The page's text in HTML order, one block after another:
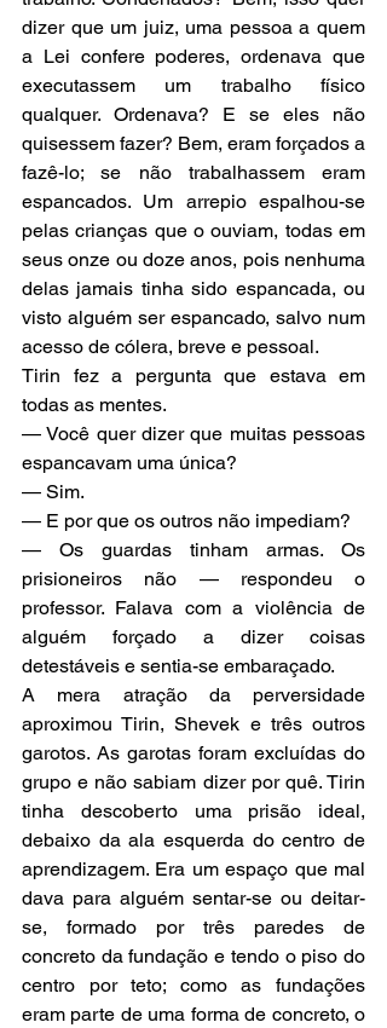
dizer que um juiz, uma pessoa a quem
a Lei confere poderes, ordenava que
executassem um trabalho físico
qualquer. Ordenava? E se eles não
quisessem fazer? Bem, eram forçados a
fazê-lo; se não trabalhassem eram
espancados. Um arrepio espalhou-se
pelas crianças que o ouviam, todas em
seus onze ou doze anos, pois nenhuma
delas jamais tinha sido espancada, ou
visto alguém ser espancado, salvo num
acesso de cólera, breve e pessoal.
Tirin fez a pergunta que estava em
todas as mentes.
— Você quer dizer que muitas pessoas
espancavam uma única?
— Sim.
— E por que os outros não impediam?
— Os guardas tinham armas. Os
prisioneiros não — respondeu o
professor. Falava com a violência de
alguém forçado a dizer coisas
detestáveis e sentia-se embaraçado.
A mera atração da perversidade
aproximou Tirin, Shevek e três outros
garotos. As garotas foram excluídas do
grupo e não sabiam dizer por quê. Tirin
tinha descoberto uma prisão ideal,
debaixo da ala esquerda do centro de
aprendizagem. Era um espaço que mal
dava para alguém sentar-se ou deitar-
se, formado por três paredes de
concreto da fundação e tendo o piso do
centro por teto; como as fundações
eram parte de uma forma de concreto, o